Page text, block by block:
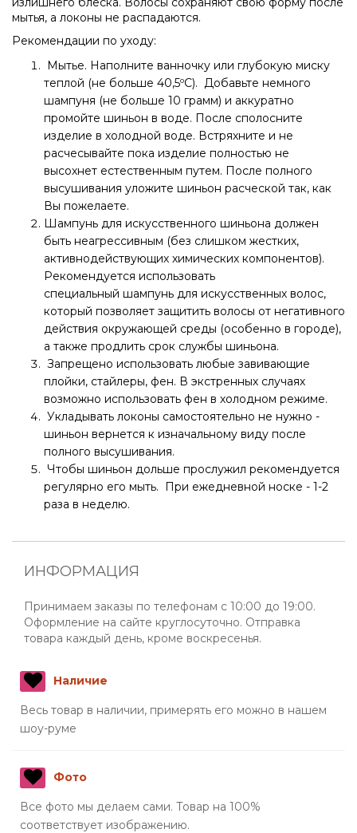
мытья, а локоны не распадаются.
Рекомендации по уходу:
Мытье. Наполните ванночку или глубокую миску
теплой (не больше 40,5ºС). Добавьте немного
шампуня (не больше 10 грамм) и аккуратно
промойте шиньон в воде. После сполосните
изделие в холодной воде. Встряхните и не
расчесывайте пока изделие полностью не
высохнет естественным путем. После полного
высушивания уложите шиньон расческой так, как
Вы пожелаете.
Шампунь для искусственного шиньона должен
быть неагрессивным (без слишком жестких,
активнодействующих химических компонентов).
Рекомендуется использовать
специальный шампунь для искусственных волос,
который позволяет защитить волосы от негативного
действия окружающей среды (особенно в городе),
а также продлить срок службы шиньона.
Запрещено использовать любые завивающие
плойки, стайлеры, фен. В экстренных случаях
возможно использовать фен в холодном режиме.
Укладывать локоны самостоятельно не нужно -
шиньон вернется к изначальному виду после
полного высушивания.
Чтобы шиньон дольше прослужил рекомендуется
регулярно его мыть. При ежедневной носке - 1-2
раза в неделю.
ИНФОРМАЦИЯ
Принимаем заказы по телефонам с 10:00 до 19:00.
Оформление на сайте круглосуточно. Отправка
товара каждый день, кроме воскресенья.
Наличие
Весь товар в наличии, примерять его можно в нашем
шоу-руме
Фото
Все фото мы делаем сами. Товар на 100%
соответствует изображению.